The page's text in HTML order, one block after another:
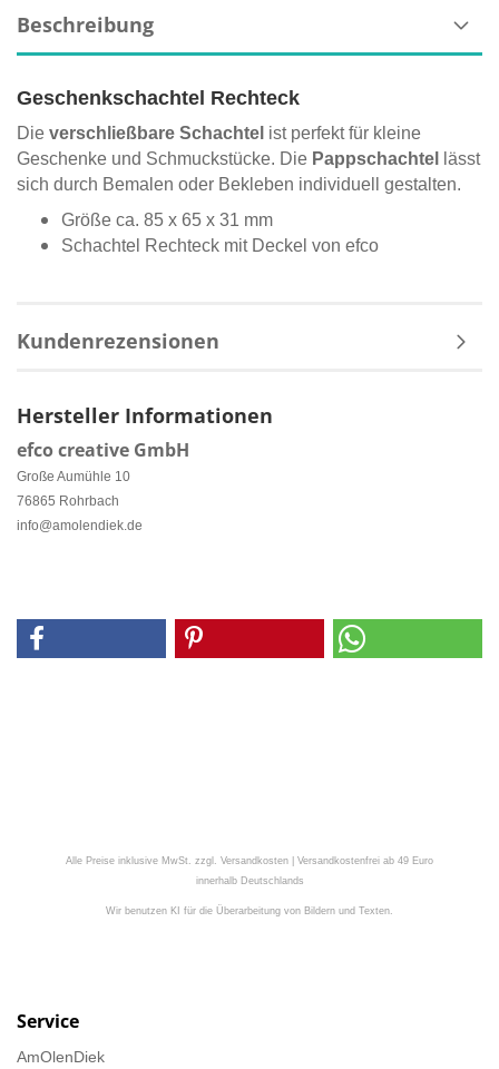
Beschreibung
Geschenkschachtel Rechteck
Die verschließbare Schachtel ist perfekt für kleine
Geschenke und Schmuckstücke. Die Pappschachtel
lässt
sich durch Bemalen oder Bekleben individuell gestalten.
Größe ca. 85 x 65 x 31 mm
Schachtel Rechteck mit Deckel von efco
Kundenrezensionen
Hersteller Informationen
efco creative GmbH
Große Aumühle 10
76865 Rohrbach
info@amolendiek.de
Alle Preise inklusive MwSt. zzgl. Versandkosten | Versandkostenfrei ab 49 Euro
innerhalb Deutschlands
Wir benutzen KI für die Überarbeitung von Bildern und Texten.
Service
AmOlenDiek